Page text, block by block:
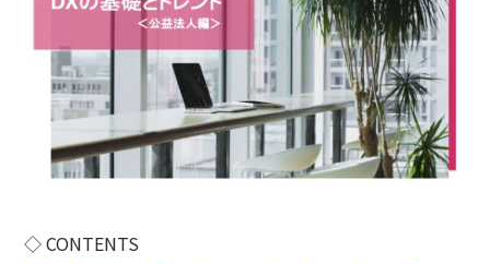
◇ CONTENTS